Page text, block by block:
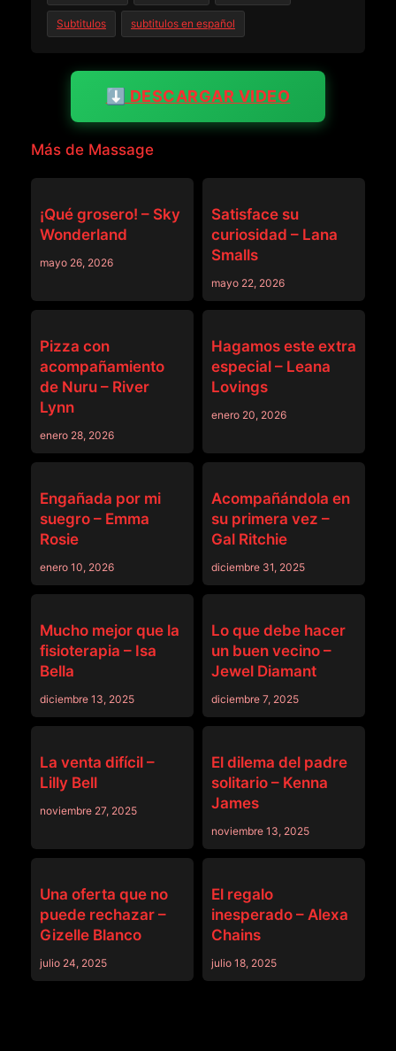
Subtitulos subtitulos en español
⬇️ DESCARGAR VIDEO
Más de Massage
¡Qué grosero! – Sky
Wonderland
mayo 26, 2026
Satisface su
curiosidad – Lana
Smalls
mayo 22, 2026
Pizza con
acompañamiento
de Nuru – River
Lynn
enero 28, 2026
Hagamos este extra
especial – Leana
Lovings
enero 20, 2026
Engañada por mi
suegro – Emma
Rosie
enero 10, 2026
Acompañándola en
su primera vez –
Gal Ritchie
diciembre 31, 2025
Mucho mejor que la
fisioterapia – Isa
Bella
diciembre 13, 2025
Lo que debe hacer
un buen vecino –
Jewel Diamant
diciembre 7, 2025
La venta difícil –
Lilly Bell
noviembre 27, 2025
El dilema del padre
solitario – Kenna
James
noviembre 13, 2025
Una oferta que no
puede rechazar –
Gizelle Blanco
julio 24, 2025
El regalo
inesperado – Alexa
Chains
julio 18, 2025